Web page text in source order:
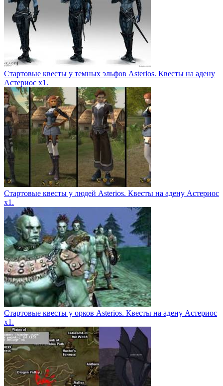
Стартовые квесты у темных эльфов Asterios. Квесты на адену
Астериос х1.
Стартовые квесты у людей Asterios. Квесты на адену Астериос
х1.
Стартовые квесты у орков Asterios. Квесты на адену Астериос
х1.